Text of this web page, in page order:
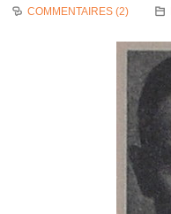
COMMENTAIRES (2)